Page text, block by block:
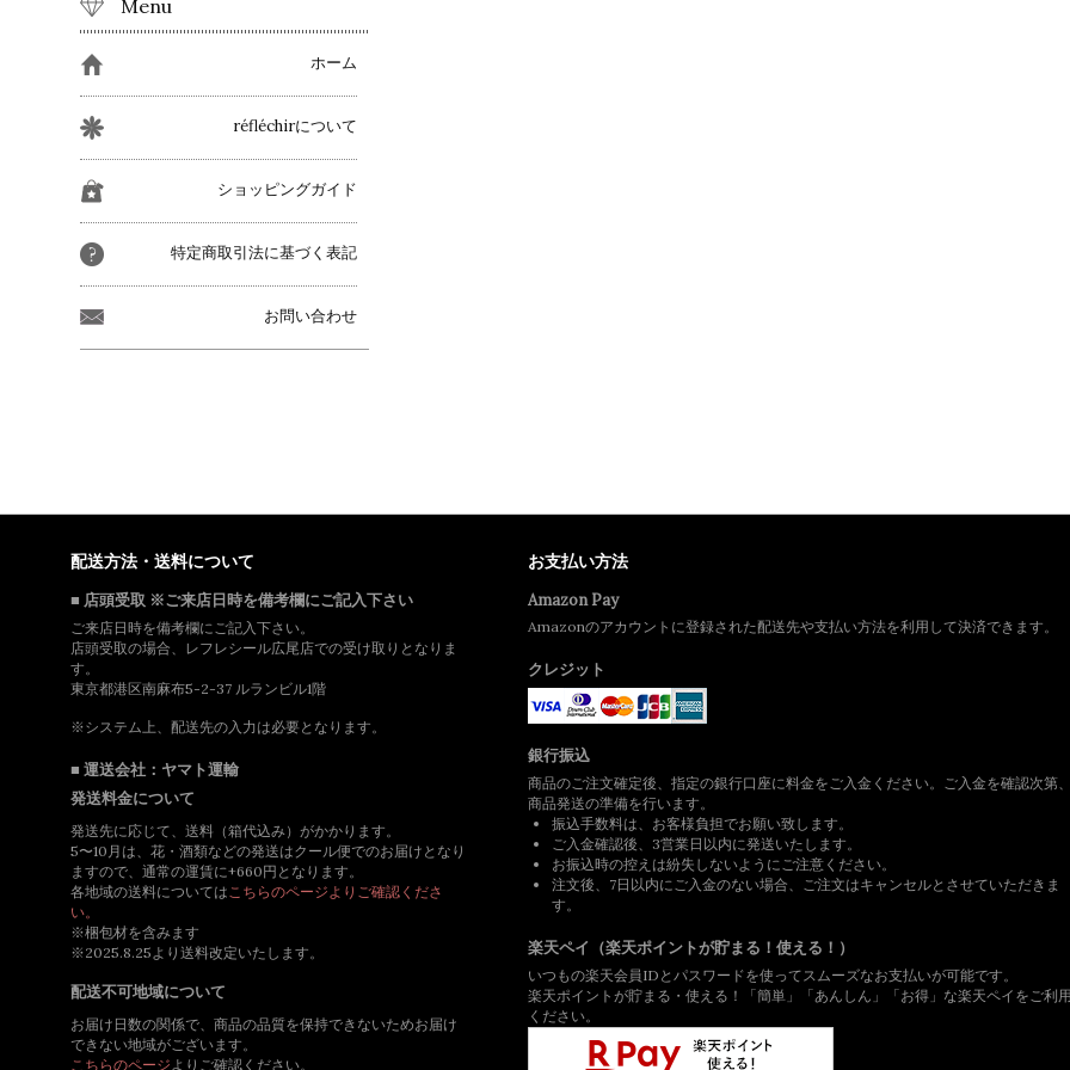
Menu
ホーム
réfléchirについて
ショッピングガイド
特定商取引法に基づく表記
お問い合わせ
配送方法・送料について
■ 店頭受取 ※ご来店日時を備考欄にご記入下さい
ご来店日時を備考欄にご記入下さい。
店頭受取の場合、レフレシール広尾店での受け取りとなりま
す。
東京都港区南麻布5-2-37 ルランビル1階
※システム上、配送先の入力は必要となります。
■ 運送会社：ヤマト運輸
発送料金について
発送先に応じて、送料（箱代込み）がかかります。
5〜10月は、花・酒類などの発送はクール便でのお届けとなり
ますので、通常の運賃に+660円となります。
各地域の送料については こちらのページよりご確認くださ
い。
※梱包材を含みます
※2025.8.25より送料改定いたします。
配送不可地域について
お届け日数の関係で、商品の品質を保持できないためお届け
できない地域がございます。
こちらのページ よりご確認ください。
お支払い方法
Amazon Pay
Amazonのアカウントに登録された配送先や支払い方法を利用して決済できます。
クレジット
銀行振込
商品のご注文確定後、指定の銀行口座に料金をご入金ください。ご入金を確認次第
商品発送の準備を行います。
振込手数料は、お客様負担でお願い致します。
ご入金確認後、3営業日以内に発送いたします。
お振込時の控えは紛失しないようにご注意ください。
注文後、7日以内にご入金のない場合、ご注文はキャンセルとさせていただきま
す。
楽天ペイ（楽天ポイントが貯まる！使える！）
いつもの楽天会員IDとパスワードを使ってスムーズなお支払いが可能です。
楽天ポイントが貯まる・使える！「簡単」「あんしん」「お得」な楽天ペイをご利
ください。